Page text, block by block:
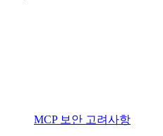
MCP 보안 고려사항